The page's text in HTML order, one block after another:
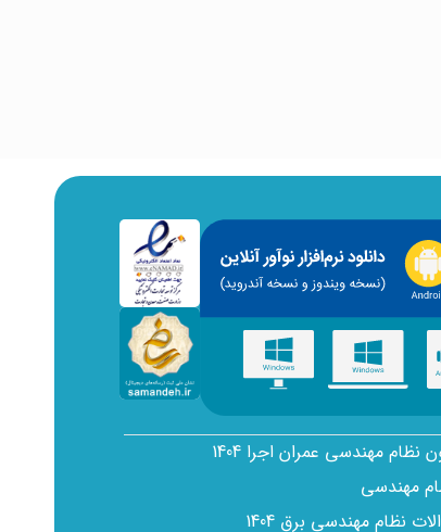
نظام مهندسی عمران اجرا 1404
مهندسی
نظام مهندسی برق 1404